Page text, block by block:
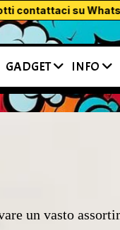
su WhatsApp o
GADGET INFO
un vasto